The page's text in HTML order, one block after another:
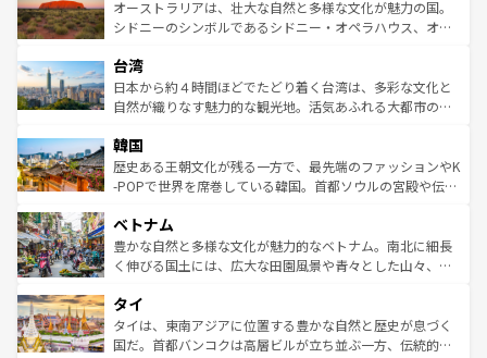
文化が魅力。旅行者はアメリカの各地域で異なる魅力を楽
しみながら、その多様性と豊かな歴史を感じることができ
ならではの贅沢な旅のスタイルだ。 なお、新着のアメリカ
情報はコンテンツ一覧を参照してほしい。
島だが、静かな自然を求めるならマウイ島やカウアイ島が
おすすめ。エメラルドグリーンに輝く海をはじめ、豊かな
れるおもてなしの心で訪れる人々を迎えてくれるハワイの
人々、おいしいローカルフードやハワイアンミュージッ
ク、伝統的なフラダンスなど、すべてがハワイの魅力を彩
ワイを、存分に味わってほしい。 なお、新着のハワイ情報
はコンテンツ一覧を参照してほしい。
オーストラリアは、壮大な自然と多様な文化が魅力の国。
シドニーのシンボルであるシドニー・オペラハウス、オー
リアリーフや大陸中央部にそびえるウルル（エアーズロッ
ク）、タスマニアの美しい原生林やケアンズの熱帯雨林な
ど、見どころがたくさん。また、カフェやワイン、オージ
いる。アクティビティも充実しており、サーフィンやダイ
ビング、ハイキングなど、アウトドア好きにはたまらな
い。オーストラリアの多彩な魅力を存分に味わいつくそ
参照してほしい。
台湾
日本から約４時間ほどでたどり着く台湾は、多彩な文化と
自然が織りなす魅力的な観光地。活気あふれる大都市の台
ン）、静ひつな山岳地帯である台湾東部など、都市の喧騒
と山間の静けさが共存しており、訪れる人に新しい発見と
驚きをもたらしてくれる。また、奥深い台湾の食文化も魅
容にもいいと評判のスイーツなど、バラエティ豊かな料理
が味わえる。 なお、新着の台湾情報は コンテンツ一覧を参
照してほしい。
韓国
歴史ある王朝文化が残る一方で、最先端のファッションやK
-POPで世界を席巻している韓国。首都ソウルの宮殿や伝統
き、地方に足を延ばせば四季折々の自然美を楽しむことが
できる。そして、キムチや焼肉、絶品のストリートフード
まで、さまざまな韓国料理が待っている。夜には、韓国な
リティに包まれながら、韓国の多彩な魅力を心ゆくまで味
わってみてほしい。 なお、新着の韓国情報はコンテンツ一
覧を参照してほしい。
ベトナム
豊かな自然と多様な文化が魅力的なベトナム。南北に細長
く伸びる国土には、広大な田園風景や青々とした山々、世
急速な発展と共に伝統が息づく。ハノイの古い町並みやホ
ーチミン市のフランス統治時代の建物も、独特の雰囲気を
醸し出している。また、バラエティの豊かさとおいしさで
タイ
タイは、東南アジアに位置する豊かな自然と歴史が息づく
国だ。首都バンコクは高層ビルが立ち並ぶ一方、伝統的な